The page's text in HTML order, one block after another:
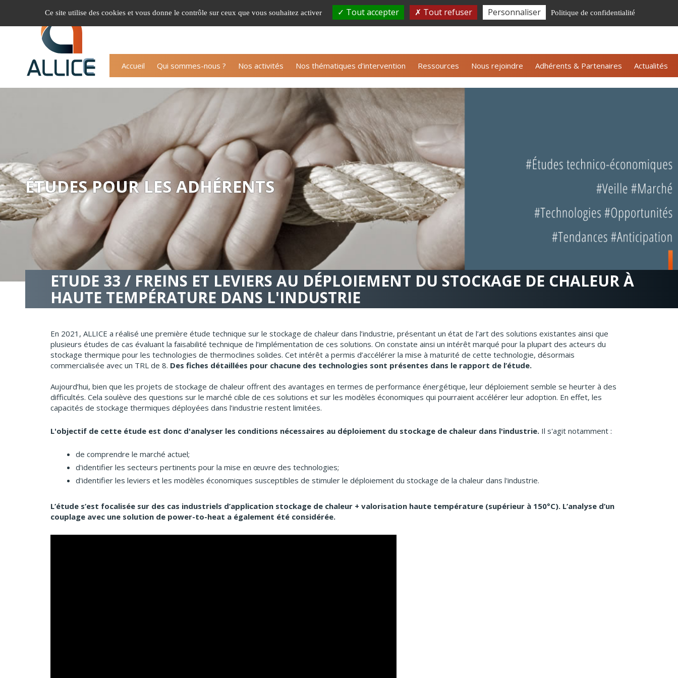
Accueil Qui sommes-nous ? Nos activités Nos thématiques d'intervention Ressources Nous rejoindre Adhérents & Partenaires Actualités
S'inscrire à la newsletter ALLICE Nous contacter Espace adhérents
ÉTUDES POUR LES ADHÉRENTS
ETUDE 33 / FREINS ET LEVIERS AU DÉPLOIEMENT DU STOCKAGE DE CHALEUR À
HAUTE TEMPÉRATURE DANS L'INDUSTRIE
En 2021, ALLICE a réalisé une première étude technique sur le stockage de chaleur dans l’industrie, présentant un état de l’art des solutions existantes ainsi que
plusieurs études de cas évaluant la faisabilité technique de l’implémentation de ces solutions. On constate ainsi un intérêt marqué pour la plupart des acteurs du
stockage thermique pour les technologies de thermoclines solides. Cet intérêt a permis d’accélérer la mise à maturité de cette technologie, désormais
commercialisée avec un TRL de 8. Des fiches détaillées pour chacune des technologies sont présentes dans le rapport de l’étude.
Aujourd’hui, bien que les projets de stockage de chaleur offrent des avantages en termes de performance énergétique, leur déploiement semble se heurter à des
difficultés. Cela soulève des questions sur le marché cible de ces solutions et sur les modèles économiques qui pourraient accélérer leur adoption. En effet, les
capacités de stockage thermiques déployées dans l’industrie restent limitées.
L'objectif de cette étude est donc d'analyser les conditions nécessaires au déploiement du stockage de chaleur dans l'industrie. Il s'agit notamment :
de comprendre le marché actuel;
d'identifier les secteurs pertinents pour la mise en œuvre des technologies;
d'identifier les leviers et les modèles économiques susceptibles de stimuler le déploiement du stockage de la chaleur dans l'industrie.
L’étude s’est focalisée sur des cas industriels d’application stockage de chaleur + valorisation haute température (supérieur à 150°C). L’analyse d’un
couplage avec une solution de power-to-heat a également été considérée.
Ce site utilise des cookies et vous donne le contrôle sur ceux que vous souhaitez activer Tout accepter Tout refuser Personnaliser Politique de confidentialité